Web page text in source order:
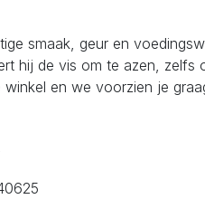
smaak, geur en
hij de vis om te azen,
en we voorzien je